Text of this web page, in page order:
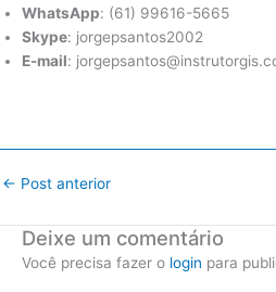
WhatsApp: (61) 99616-5665
Skype: jorgepsantos2002
E-mail:
← Post anterior
Deixe um comentário
Você precisa fazer o login para